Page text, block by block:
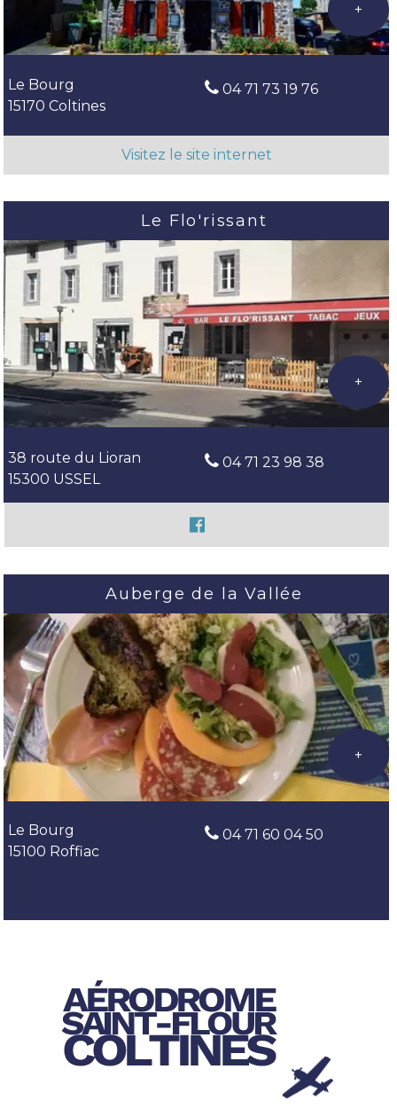
Le Bourg
15170 Coltines
04 71 73 19 76
Le Flo'rissant
38 route du Lioran
15300 USSEL
04 71 23 98 38
Auberge de la Vallée
Le Bourg
15100 Roffiac
04 71 60 04 50